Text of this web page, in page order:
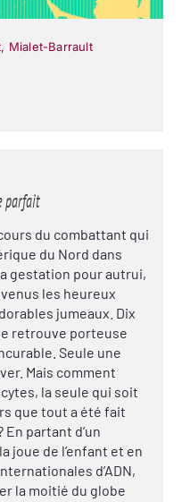
, Mialet-Barrault
parfait
du combattant qui
du Nord dans
gestation pour autrui,
les heureux
jumeaux. Dix
retrouve porteuse
Seule une
Mais comment
la seule qui soit
que tout a été fait
En partant d’un
joue de l’enfant et en
d’ADN,
la moitié du globe